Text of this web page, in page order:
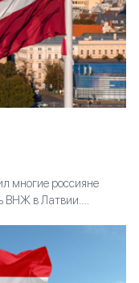
многие россияне
ВНЖ в Латвии.
чтобы дойти до